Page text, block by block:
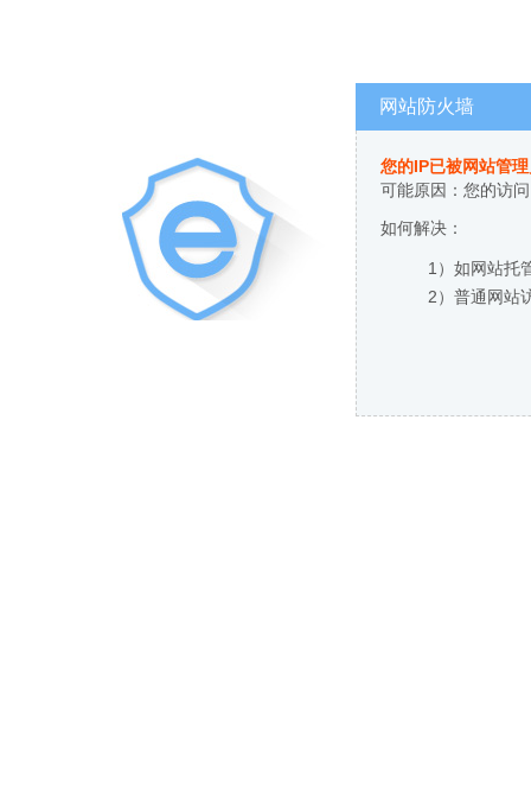
网站防火墙
您的IP已被网站管
可能原因：您的访
如何解决：
1）如网站托
2）普通网站